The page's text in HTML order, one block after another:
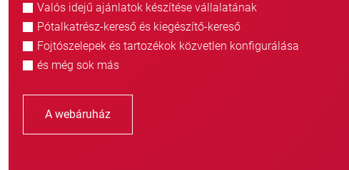
Valós idejű ajánlatok készítése vállalatának
Pótalkatrész-kereső és kiegészítő-kereső
Fojtószelepek és tartozékok közvetlen konfigurálása
és még sok más
A webáruház